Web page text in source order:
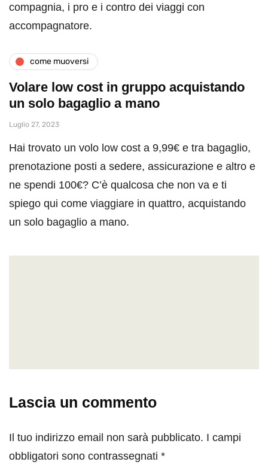
compagnia, i pro e i contro dei viaggi con
accompagnatore.
come muoversi
Volare low cost in gruppo acquistando
un solo bagaglio a mano
Luglio 27, 2023
Hai trovato un volo low cost a 9,99€ e tra bagaglio,
prenotazione posti a sedere, assicurazione e altro e
ne spendi 100€? C’è qualcosa che non va e ti
spiego qui come viaggiare in quattro, acquistando
un solo bagaglio a mano.
Lascia un commento
Il tuo indirizzo email non sarà pubblicato. I campi
obbligatori sono contrassegnati *